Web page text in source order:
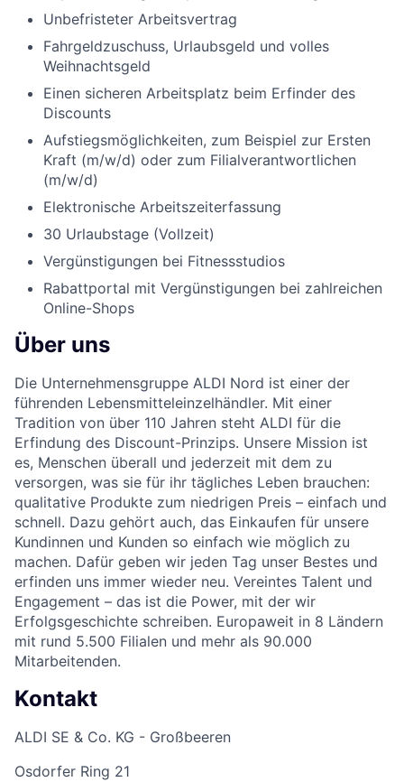
Unbefristeter Arbeitsvertrag
Fahrgeldzuschuss, Urlaubsgeld und volles
Weihnachtsgeld
Einen sicheren Arbeitsplatz beim Erfinder des
Discounts
Aufstiegsmöglichkeiten, zum Beispiel zur Ersten
Kraft (m/w/d) oder zum Filialverantwortlichen
(m/w/d)
Elektronische Arbeitszeiterfassung
30 Urlaubstage (Vollzeit)
Vergünstigungen bei Fitnessstudios
Rabattportal mit Vergünstigungen bei zahlreichen
Online-Shops
Über uns
Die Unternehmensgruppe ALDI Nord ist einer der
führenden Lebensmitteleinzelhändler. Mit einer
Tradition von über 110 Jahren steht ALDI für die
Erfindung des Discount-Prinzips. Unsere Mission ist
es, Menschen überall und jederzeit mit dem zu
versorgen, was sie für ihr tägliches Leben brauchen:
qualitative Produkte zum niedrigen Preis – einfach und
schnell. Dazu gehört auch, das Einkaufen für unsere
Kundinnen und Kunden so einfach wie möglich zu
machen. Dafür geben wir jeden Tag unser Bestes und
erfinden uns immer wieder neu. Vereintes Talent und
Engagement – das ist die Power, mit der wir
Erfolgsgeschichte schreiben. Europaweit in 8 Ländern
mit rund 5.500 Filialen und mehr als 90.000
Mitarbeitenden.
Kontakt
ALDI SE & Co. KG - Großbeeren
Osdorfer Ring 21